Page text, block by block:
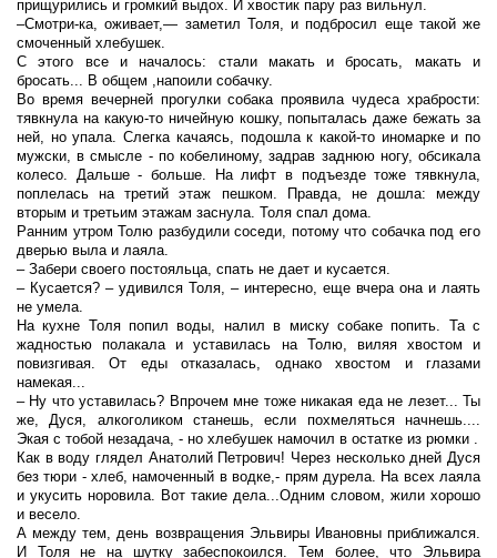
прищурились и громкий выдох. И хвостик пару раз вильнул.
–Смотри-ка, оживает,— заметил Толя, и подбросил еще такой же
смоченный хлебушек.
С этого все и началось: стали макать и бросать, макать и
бросать... В общем ,напоили собачку.
Во время вечерней прогулки собака проявила чудеса храбрости:
тявкнула на какую-то ничейную кошку, попыталась даже бежать за
ней, но упала. Слегка качаясь, подошла к какой-то иномарке и по
мужски, в смысле - по кобелиному, задрав заднюю ногу, обсикала
колесо. Дальше - больше. На лифт в подъезде тоже тявкнула,
поплелась на третий этаж пешком. Правда, не дошла: между
вторым и третьим этажам заснула. Толя спал дома.
Ранним утром Толю разбудили соседи, потому что собачка под его
дверью выла и лаяла.
– Забери своего постояльца, спать не дает и кусается.
– Кусается? – удивился Толя, – интересно, еще вчера она и лаять
не умела.
На кухне Толя попил воды, налил в миску собаке попить. Та с
жадностью полакала и уставилась на Толю, виляя хвостом и
повизгивая. От еды отказалась, однако хвостом и глазами
намекая...
– Ну что уставилась? Впрочем мне тоже никакая еда не лезет... Ты
же, Дуся, алкоголиком станешь, если похмеляться начнешь....
Экая с тобой незадача, - но хлебушек намочил в остатке из рюмки .
Как в воду глядел Анатолий Петрович! Через несколько дней Дуся
без тюри - хлеб, намоченный в водке,- прям дурела. На всех лаяла
и укусить норовила. Вот такие дела...Одним словом, жили хорошо
и весело.
А между тем, день возвращения Эльвиры Ивановны приближался.
И Толя не на шутку забеспокоился. Тем более, что Эльвира